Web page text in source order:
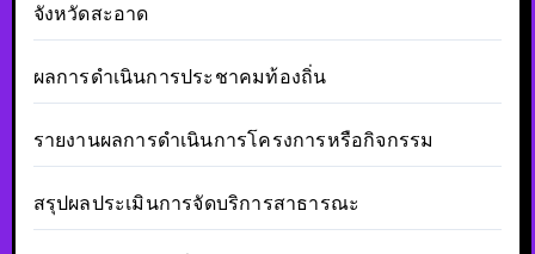
จังหวัดสะอาด
ผลการดำเนินการประชาคมท้องถิ่น
รายงานผลการดำเนินการโครงการหรือกิจกรรม
สรุปผลประเมินการจัดบริการสาธารณะ